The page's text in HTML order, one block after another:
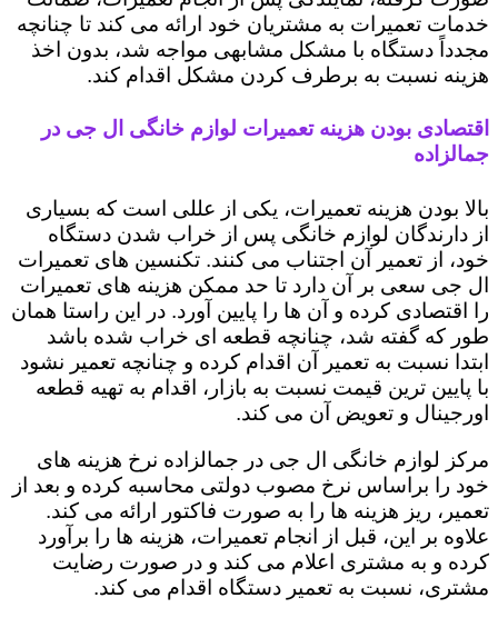
خدمات تعمیرات به مشتریان خود ارائه می کند تا چنانچه
مجدداً دستگاه با مشکل مشابهی مواجه شد، بدون اخذ
هزینه نسبت به برطرف کردن مشکل اقدام کند.
اقتصادی بودن هزینه تعمیرات لوازم خانگی ال جی در
جمالزاده
بالا بودن هزینه تعمیرات، یکی از عللی است که بسیاری
از دارندگان لوازم خانگی پس از خراب شدن دستگاه
خود، از تعمیر آن اجتناب می کنند. تکنسین های تعمیرات
ال جی سعی بر آن دارد تا حد ممکن هزینه های تعمیرات
را اقتصادی کرده و آن ها را پایین آورد. در این راستا همان
طور که گفته شد، چنانچه قطعه ای خراب شده باشد
ابتدا نسبت به تعمیر آن اقدام کرده و چنانچه تعمیر نشود
با پایین ترین قیمت نسبت به بازار، اقدام به تهیه قطعه
اورجینال و تعویض آن می کند.
مرکز لوازم خانگی ال جی در جمالزاده نرخ هزینه های
خود را براساس نرخ مصوب دولتی محاسبه کرده و بعد از
تعمیر، ریز هزینه ها را به صورت فاکتور ارائه می کند.
علاوه بر این، قبل از انجام تعمیرات، هزینه ها را برآورد
کرده و به مشتری اعلام می کند و در صورت رضایت
مشتری، نسبت به تعمیر دستگاه اقدام می کند.